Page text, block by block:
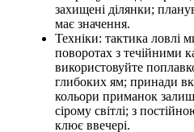
захищені ділянки;
має значення.
Техніки: тактика ловлі
поворотах з течійними
використовуйте
глибоких ям; принади
кольори приманок
сірому світлі; з
клює ввечері.